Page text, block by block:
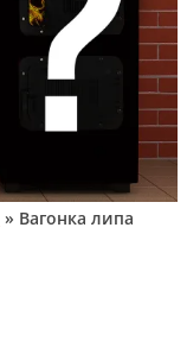
» Вагонка липа